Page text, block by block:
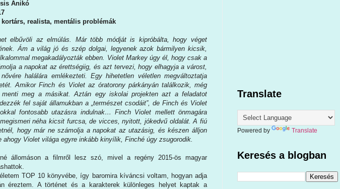
Anikó
kortárs, realista, mentális problémák
elbűvöli az elmúlás. Már több módját is kipróbálta, hogy véget
Ám a világ jó és szép dolgai, legyenek azok bármilyen kicsik,
megakadályozták ebben. Violet Markey úgy él, hogy csak a
a napokat az érettségiig, és azt tervezi, hogy elhagyja a várost,
halálára emlékezteti. Egy hihetetlen véletlen megváltoztatja
Amikor Finch és Violet az óratorony párkányán találkozik, még
meg a másikat. Aztán egy iskolai projekten azt a feladatot
fel saját államukban a „természet csodáit”, de Finch és Violet
fontosabb utazásra indulnak… Finch Violet mellett önmagára
néha kicsit furcsa, de vicces, nyitott, jókedvű oldalát. A fiú
hogy már ne számolja a napokat az utazásig, és készen álljon
ahogy Violet világa egyre inkább kinyílik, Finché úgy zsugorodik.
állomáson a filmről lesz szó, mivel a regény 2015-ös magyar
TOP 10 könyvébe, így baromira kíváncsi voltam, hogyan adja
A történet és a karakterek különleges helyet kaptak a
Translate
Powered by Translate
Keresés a blogban